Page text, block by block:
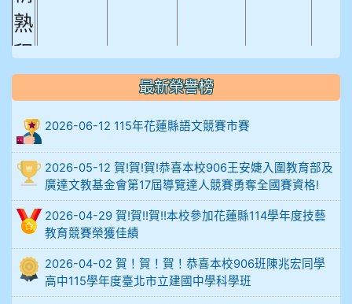
熟
程
度
比
例
18.92%18.65%29.19%12.16%
906陳兆宏 5A10+ 作文5
912余 嘉 5A10+
914謝佩臻 5A10+
902蘇奕愷
最新榮譽榜
2026-06-12 115年花蓮縣語文競賽市賽
2026-05-12 賀!賀!賀!恭喜本校906王安婕入圍教育部及
廣達文教基金會第17屆導覽達人競賽勇奪全國賽資格!
2026-04-29 賀!賀!!賀!!本校參加花蓮縣114學年度技藝
教育競賽榮獲佳績
2026-04-02 賀！賀！賀！恭喜本校906班陳兆宏同學
高中115學年度臺北市立建國中學科學班